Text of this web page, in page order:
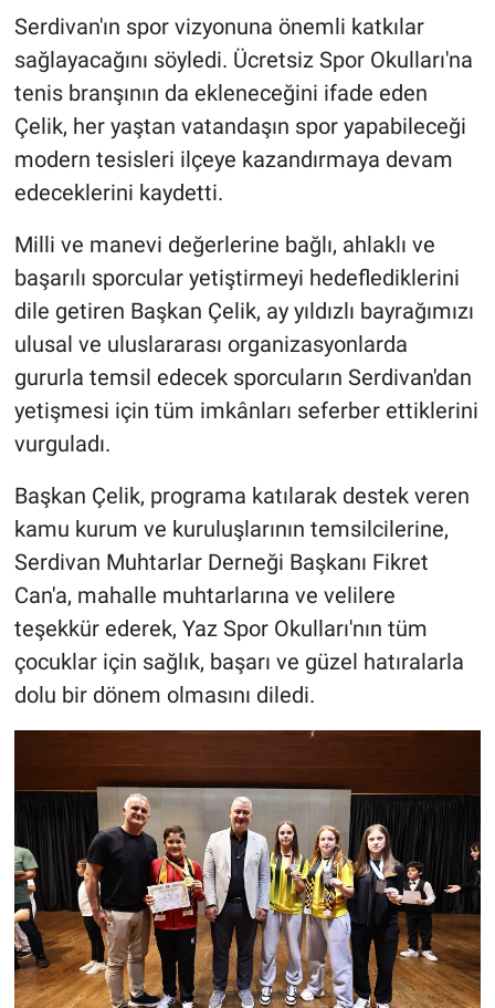
Serdivan'ın spor vizyonuna önemli katkılar
sağlayacağını söyledi. Ücretsiz Spor Okulları'na
tenis branşının da ekleneceğini ifade eden
Çelik, her yaştan vatandaşın spor yapabileceği
modern tesisleri ilçeye kazandırmaya devam
edeceklerini kaydetti.
Milli ve manevi değerlerine bağlı, ahlaklı ve
başarılı sporcular yetiştirmeyi hedeflediklerini
dile getiren Başkan Çelik, ay yıldızlı bayrağımızı
ulusal ve uluslararası organizasyonlarda
gururla temsil edecek sporcuların Serdivan'dan
yetişmesi için tüm imkânları seferber ettiklerini
vurguladı.
Başkan Çelik, programa katılarak destek veren
kamu kurum ve kuruluşlarının temsilcilerine,
Serdivan Muhtarlar Derneği Başkanı Fikret
Can'a, mahalle muhtarlarına ve velilere
teşekkür ederek, Yaz Spor Okulları'nın tüm
çocuklar için sağlık, başarı ve güzel hatıralarla
dolu bir dönem olmasını diledi.